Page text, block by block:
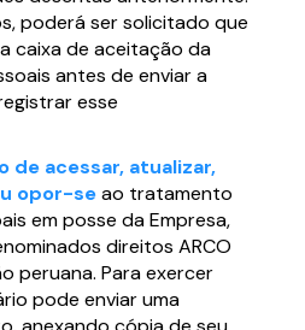
poderá ser solicitado que
caixa de aceitação da
antes de enviar a
esse
de acessar, atualizar,
opor-seao tratamento
em posse da Empresa,
direitos ARCO
peruana. Para exercer
pode enviar uma